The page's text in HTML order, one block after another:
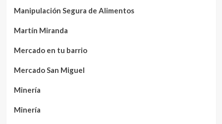
Manipulación Segura de Alimentos
Martín Miranda
Mercado en tu barrio
Mercado San Miguel
Minería
Minería